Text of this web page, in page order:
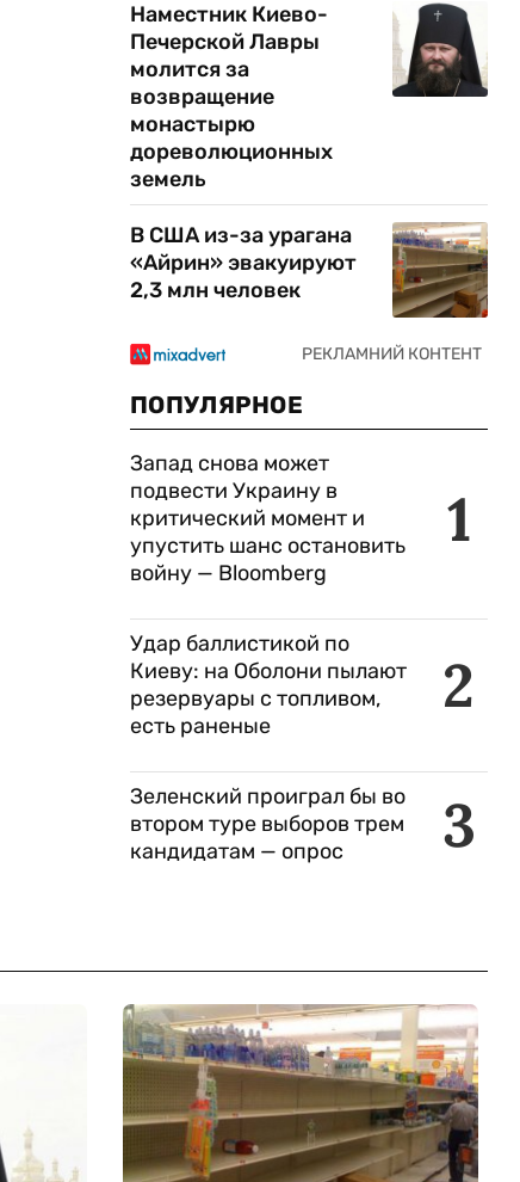
Наместник Киево-
Печерской Лавры
молится за
возвращение
монастырю
дореволюционных
земель
В США из-за урагана
«Айрин» эвакуируют
2,3 млн человек
ПОПУЛЯРНОЕ
1
Запад снова может
подвести Украину в
критический момент и
упустить шанс остановить
войну — Bloomberg
2
Удар баллистикой по
Киеву: на Оболони пылают
резервуары с топливом,
есть раненые
3
Зеленский проиграл бы во
втором туре выборов трем
кандидатам — опрос